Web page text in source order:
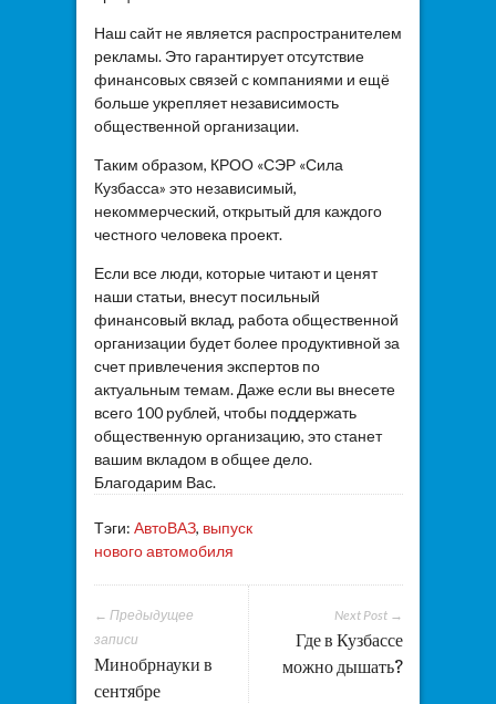
Наш сайт не является распространителем
рекламы. Это гарантирует отсутствие
финансовых связей с компаниями и ещё
больше укрепляет независимость
общественной организации.
Таким образом, КРОО «СЭР «Сила
Кузбасса» это независимый,
некоммерческий, открытый для каждого
честного человека проект.
Если все люди, которые читают и ценят
наши статьи, внесут посильный
финансовый вклад, работа общественной
организации будет более продуктивной за
счет привлечения экспертов по
актуальным темам. Даже если вы внесете
всего 100 рублей, чтобы поддержать
общественную организацию, это станет
вашим вкладом в общее дело.
Благодарим Вас.
Тэги: АвтоВАЗ, выпуск
нового автомобиля
Next Post →
Где в Кузбассе
можно дышать?
← Предыдущее
записи
Минобрнауки в
сентябре